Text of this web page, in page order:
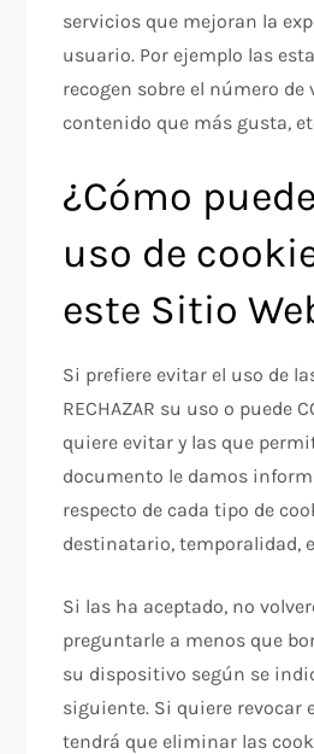
servicios que mejoran la
usuario. Por ejemplo las
recogen sobre el número de
contenido que más gusta,
¿Cómo
uso de
este Sitio
Si prefiere evitar el uso de
RECHAZAR su uso o puede
quiere evitar y las que
documento le damos
respecto de cada tipo de
destinatario, temporalidad,
Si las ha aceptado, no
preguntarle a menos que
su dispositivo según se
siguiente. Si quiere revocar
tendrá que eliminar las